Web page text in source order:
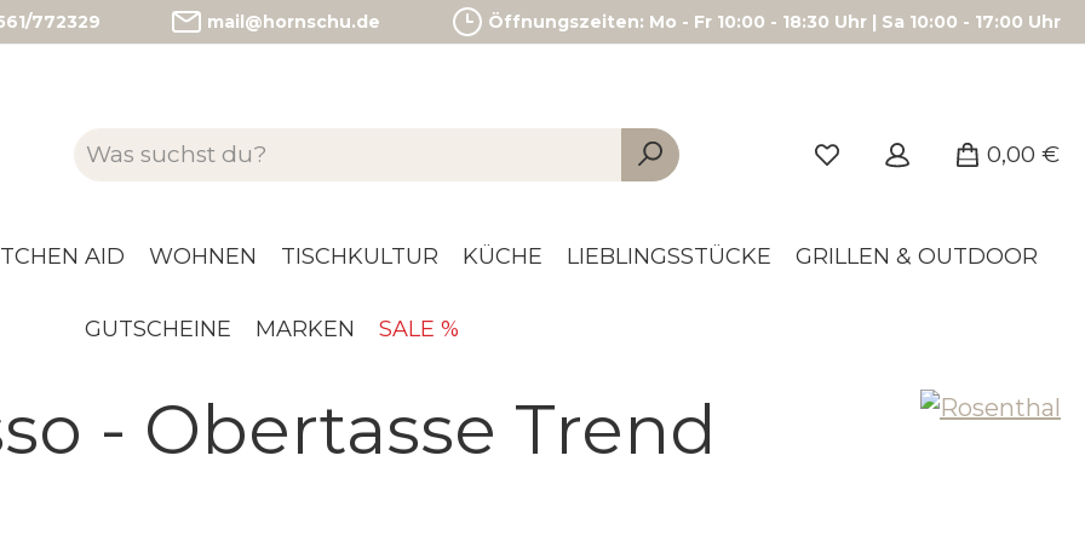
772329 mail@hornschu.de Öffnungszeiten: Mo - Fr 10:00 - 18:30 Uhr | Sa 10:00 - 17:00 Uhr
0,00 €
AID WOHNEN TISCHKULTUR KÜCHE LIEBLINGSSTÜCKE GRILLEN & OUTDOOR
GUTSCHEINE MARKEN SALE %
- Obertasse Trend